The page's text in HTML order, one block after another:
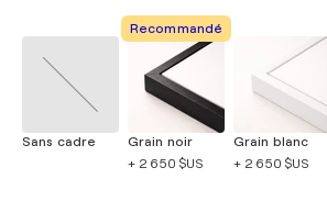
Sans cadre
Recommandé
Grain noir
+ 2 650 $US
Grain blanc
+ 2 650 $US